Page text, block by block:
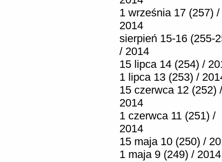
1 września 17 (257) /
2014
sierpień 15-16 (255-
/ 2014
15 lipca 14 (254) /
1 lipca 13 (253) /
15 czerwca 12 (252) /
2014
1 czerwca 11 (251) /
2014
15 maja 10 (250) /
1 maja 9 (249) / 2014